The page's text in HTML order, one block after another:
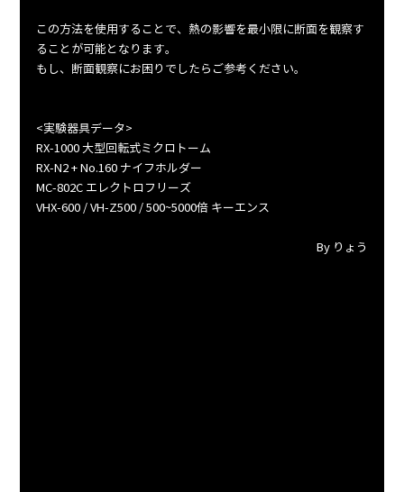
この方法を使用することで、熱の影響を最小限に断面を観察す
ることが可能となります。
もし、断面観察にお困りでしたらご参考ください。
<実験器具データ>
RX-1000 大型回転式ミクロトーム
RX-N2 + No.160 ナイフホルダー
MC-802C エレクトロフリーズ
VHX-600 / VH-Z500 / 500~5000倍 キーエンス
By りょう